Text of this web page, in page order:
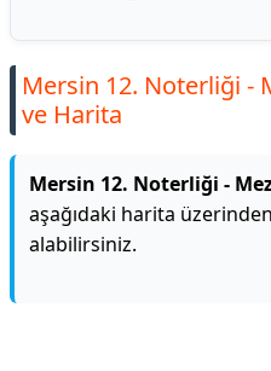
Mersin 12. Noterliği -
ve Harita
Mersin 12. Noterliği -
aşağıdaki harita
alabilirsiniz.